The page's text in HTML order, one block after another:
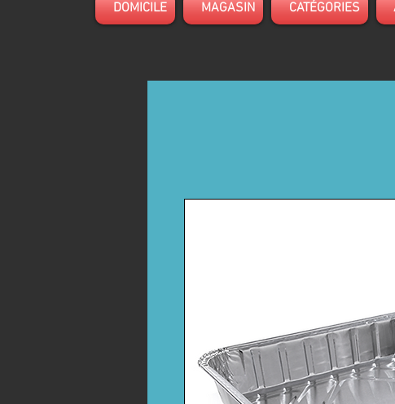
DOMICILE MAGASIN CATÉGORIES